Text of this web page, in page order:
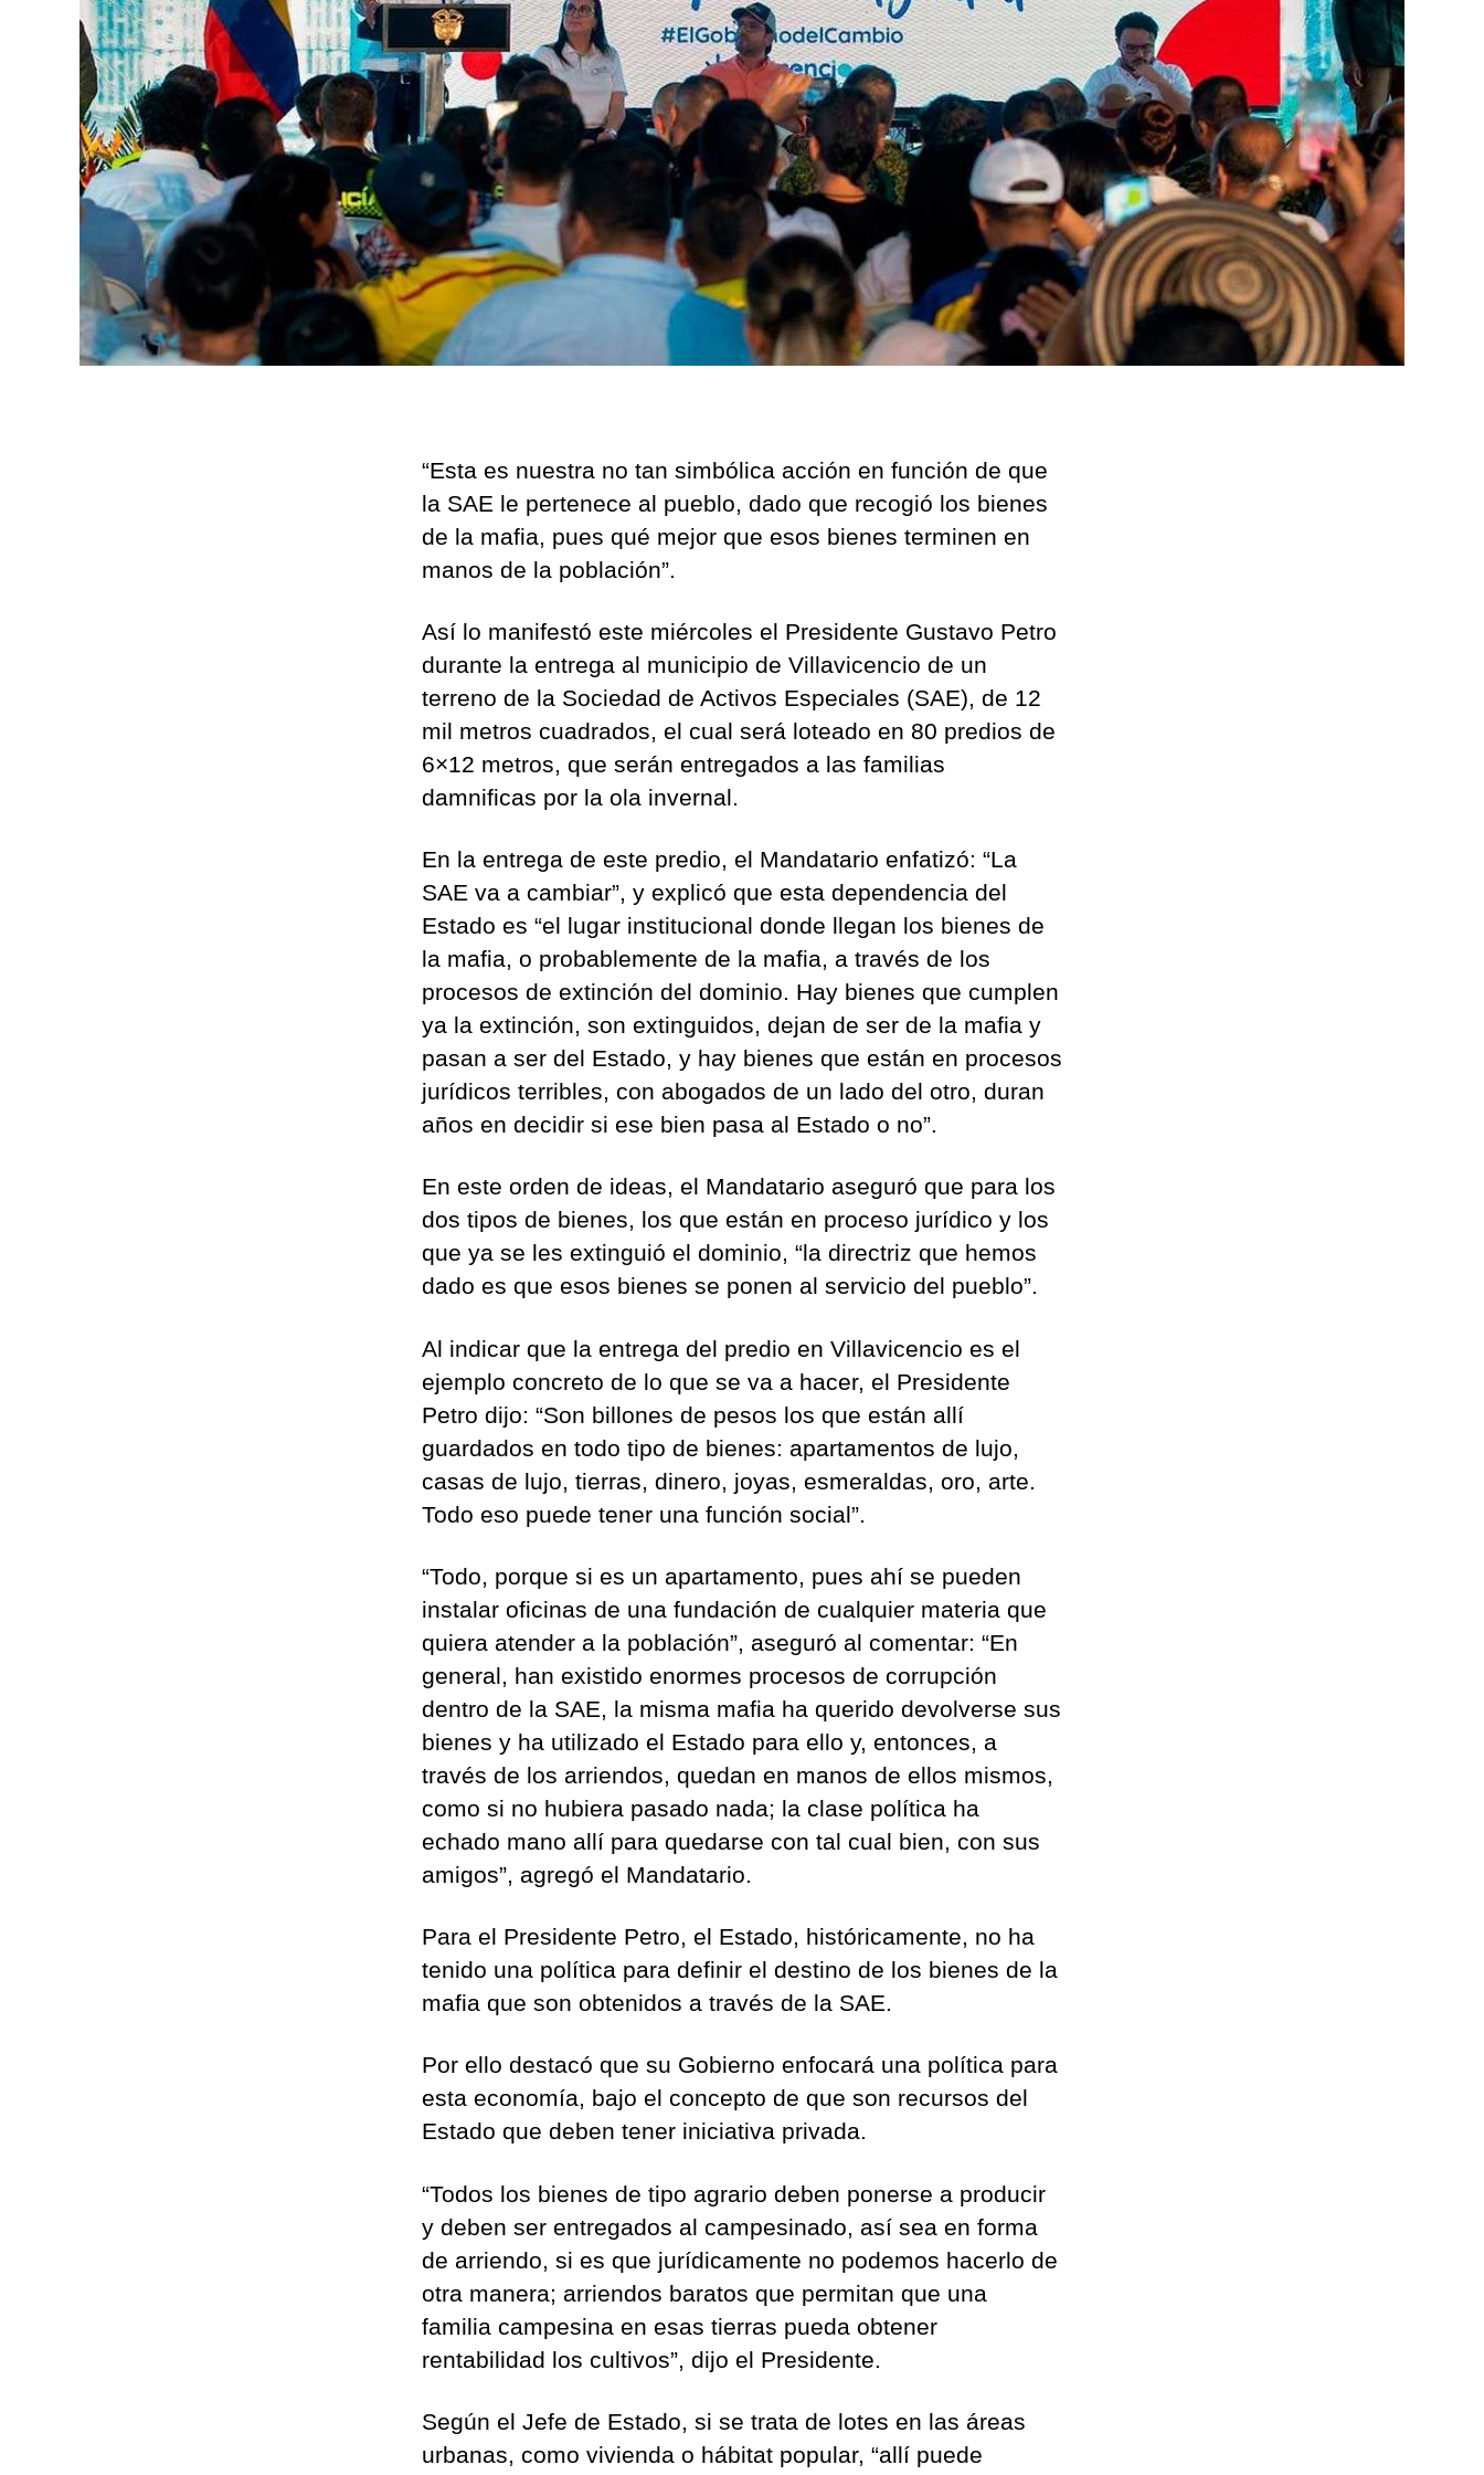
“Esta es nuestra no tan simbólica acción en función de que
la SAE le pertenece al pueblo, dado que recogió los bienes
de la mafia, pues qué mejor que esos bienes terminen en
manos de la población”.
Así lo manifestó este miércoles el Presidente Gustavo Petro
durante la entrega al municipio de Villavicencio de un
terreno de la Sociedad de Activos Especiales (SAE), de 12
mil metros cuadrados, el cual será loteado en 80 predios de
6×12 metros, que serán entregados a las familias
damnificas por la ola invernal.
En la entrega de este predio, el Mandatario enfatizó: “La
SAE va a cambiar”, y explicó que esta dependencia del
Estado es “el lugar institucional donde llegan los bienes de
la mafia, o probablemente de la mafia, a través de los
procesos de extinción del dominio. Hay bienes que cumplen
ya la extinción, son extinguidos, dejan de ser de la mafia y
pasan a ser del Estado, y hay bienes que están en procesos
jurídicos terribles, con abogados de un lado del otro, duran
años en decidir si ese bien pasa al Estado o no”.
En este orden de ideas, el Mandatario aseguró que para los
dos tipos de bienes, los que están en proceso jurídico y los
que ya se les extinguió el dominio, “la directriz que hemos
dado es que esos bienes se ponen al servicio del pueblo”.
Al indicar que la entrega del predio en Villavicencio es el
ejemplo concreto de lo que se va a hacer, el Presidente
Petro dijo: “Son billones de pesos los que están allí
guardados en todo tipo de bienes: apartamentos de lujo,
casas de lujo, tierras, dinero, joyas, esmeraldas, oro, arte.
Todo eso puede tener una función social”.
“Todo, porque si es un apartamento, pues ahí se pueden
instalar oficinas de una fundación de cualquier materia que
quiera atender a la población”, aseguró al comentar: “En
general, han existido enormes procesos de corrupción
dentro de la SAE, la misma mafia ha querido devolverse sus
bienes y ha utilizado el Estado para ello y, entonces, a
través de los arriendos, quedan en manos de ellos mismos,
como si no hubiera pasado nada; la clase política ha
echado mano allí para quedarse con tal cual bien, con sus
amigos”, agregó el Mandatario.
Para el Presidente Petro, el Estado, históricamente, no ha
tenido una política para definir el destino de los bienes de la
mafia que son obtenidos a través de la SAE.
Por ello destacó que su Gobierno enfocará una política para
esta economía, bajo el concepto de que son recursos del
Estado que deben tener iniciativa privada.
“Todos los bienes de tipo agrario deben ponerse a producir
y deben ser entregados al campesinado, así sea en forma
de arriendo, si es que jurídicamente no podemos hacerlo de
otra manera; arriendos baratos que permitan que una
familia campesina en esas tierras pueda obtener
rentabilidad los cultivos”, dijo el Presidente.
Según el Jefe de Estado, si se trata de lotes en las áreas
urbanas, como vivienda o hábitat popular, “allí puede